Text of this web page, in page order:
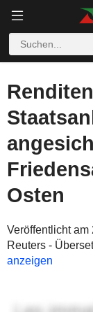
Osten
Veröffentlicht am
Reuters -
anzeigen